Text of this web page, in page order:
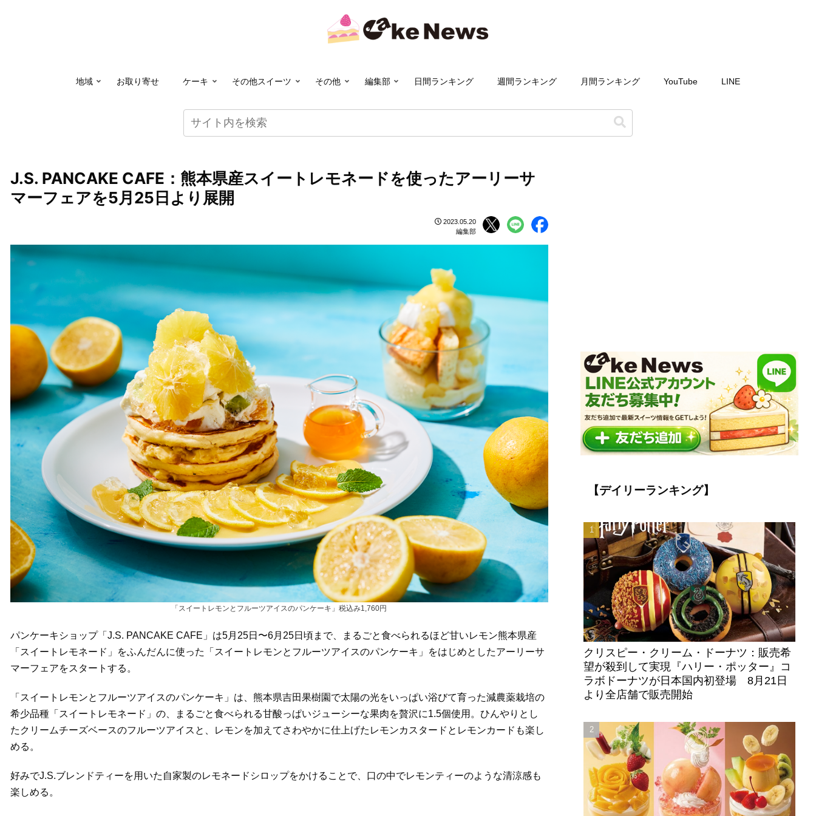
地域 お取り寄せ ケーキ その他スイーツ その他 編集部 日間ランキング 週間ランキング 月間ランキング YouTube LINE
J.S. PANCAKE CAFE：熊本県産スイートレモネードを使ったアーリーサ
マーフェアを5月25日より展開
2023.05.20
編集部
「スイートレモンとフルーツアイスのパンケーキ」税込み1,760円
パンケーキショップ「J.S. PANCAKE CAFE」は5月25日〜6月25日頃まで、まるごと食べられるほど甘いレモン熊本県産
「スイートレモネード」をふんだんに使った「スイートレモンとフルーツアイスのパンケーキ」をはじめとしたアーリーサ
マーフェアをスタートする。
「スイートレモンとフルーツアイスのパンケーキ」は、熊本県吉田果樹園で太陽の光をいっぱい浴びて育った減農薬栽培の
希少品種「スイートレモネード」の、まるごと食べられる甘酸っぱいジューシーな果肉を贅沢に1.5個使用。ひんやりとし
たクリームチーズベースのフルーツアイスと、レモンを加えてさわやかに仕上げたレモンカスタードとレモンカードも楽し
める。
好みでJ.S.ブレンドティーを用いた自家製のレモネードシロップをかけることで、口の中でレモンティーのような清涼感も
楽しめる。
【デイリーランキング】
クリスピー・クリーム・ドーナツ：販売希
望が殺到して実現『ハリー・ポッター』コ
ラボドーナツが日本国内初登場 8月21日
より全店舗で販売開始